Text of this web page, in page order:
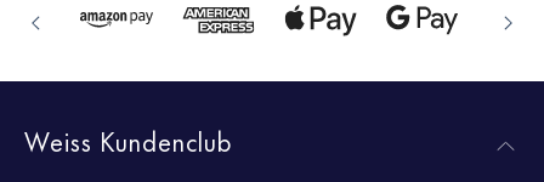
Weiss Kundenclub